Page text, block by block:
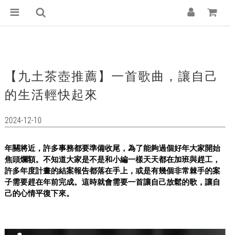
【九土茶壺推薦】一首歌曲，讓自己
的生活輕快起來
2024-12-10
年關將近，許多事務都要準備收尾，為了能夠過個好年大家開始
焦頭爛額。不知道大家是不是和小編一樣天天都在加班與趕工，
許多年度計畫的結案報告都落在手上，或是有幾個非常棘手的案
子需要趕在年前完成。這時就會需要一首讓自己放鬆的歌，讓自
己的心情平復下來。